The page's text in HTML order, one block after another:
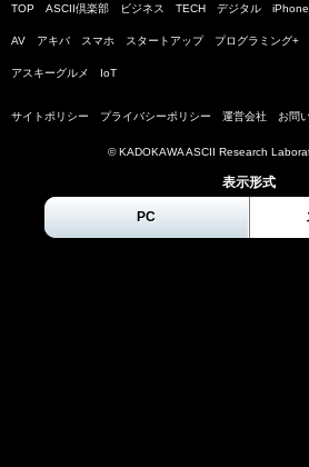
TOP ASCII倶楽部 ビジネス TECH デジタル
AV アキバ スマホ スタートアップ プログラミング+
アスキーグルメ IoT
サイトポリシー プライバシーポリシー 運営会社 お問
© KADOKAWA ASCII Research
表示形式
PC